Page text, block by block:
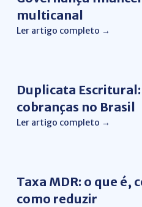
multicanal
Ler artigo completo →
Duplicata Escritural:
cobranças no Brasil
Ler artigo completo →
Taxa MDR: o que é,
como reduzir